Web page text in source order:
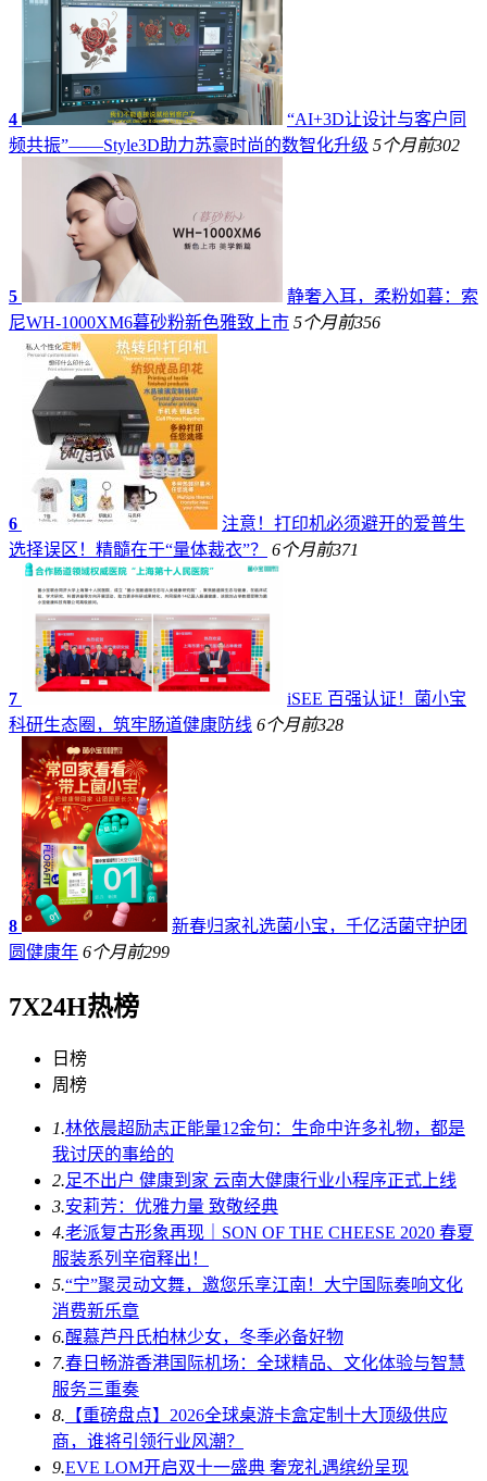
4
“AI+3D让设计与客户同
频共振”——Style3D助力苏豪时尚的数智化升级 5个月前302
5
静奢入耳，柔粉如暮：索
尼WH-1000XM6暮砂粉新色雅致上市 5个月前356
6
注意！打印机必须避开的爱普生
选择误区！精髓在于“量体裁衣”？
6个月前371
7
iSEE 百强认证！菌小宝
科研生态圈，筑牢肠道健康防线 6个月前328
8
新春归家礼选菌小宝，千亿活菌守护团
圆健康年 6个月前299
7X24H热榜
日榜
周榜
1.林依晨超励志正能量12金句：生命中许多礼物，都是
我讨厌的事给的
2.足不出户 健康到家 云南大健康行业小程序正式上线
3.安莉芳：优雅力量 致敬经典
4.老派复古形象再现｜SON OF THE CHEESE 2020 春夏
服装系列辛宿释出！
5.“宁”聚灵动文舞，邀您乐享江南！大宁国际奏响文化
消费新乐章
6.醒慕芦丹氏柏林少女，冬季必备好物
7.春日畅游香港国际机场：全球精品、文化体验与智慧
服务三重奏
8. 【重磅盘点】2026全球桌游卡盒定制十大顶级供应
商，谁将引领行业风潮？
9.EVE LOM开启双十一盛典 奢宠礼遇缤纷呈现